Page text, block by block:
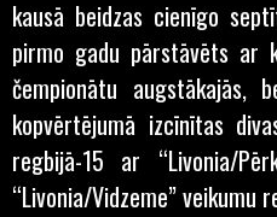
kausā beidzas cienīgo
pirmo gadu pārstāvēts ar
čempionātu
kopvērtējumā izcīnītas
regbijā-15 ar “Livonia/
“Livonia/Vidzeme” veikumu